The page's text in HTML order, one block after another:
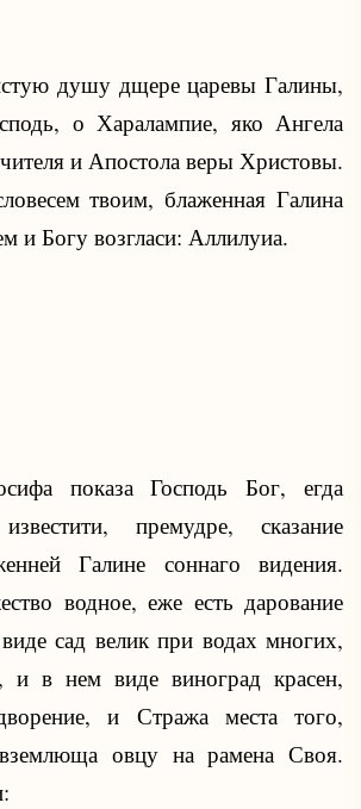
душу дщере царевы Галины,
о Харалампие, яко Ангела
и Апостола веры Христовы.
твоим, блаженная Галина
и Богу возгласи: Аллилуиа.
показа Господь Бог, егда
премудре, сказание
Галине соннаго видения.
водное, еже есть дарование
сад велик при водах многих,
и в нем виде виноград красен,
и Стража места того,
овцу на рамена Своя.